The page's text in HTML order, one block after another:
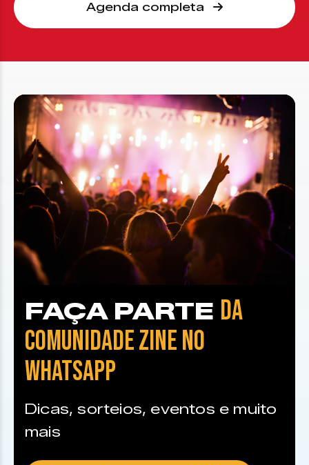
Agenda completa
FAÇA PARTE DA
COMUNIDADE ZINE NO
WHATSAPP
Dicas, sorteios, eventos e muito
mais